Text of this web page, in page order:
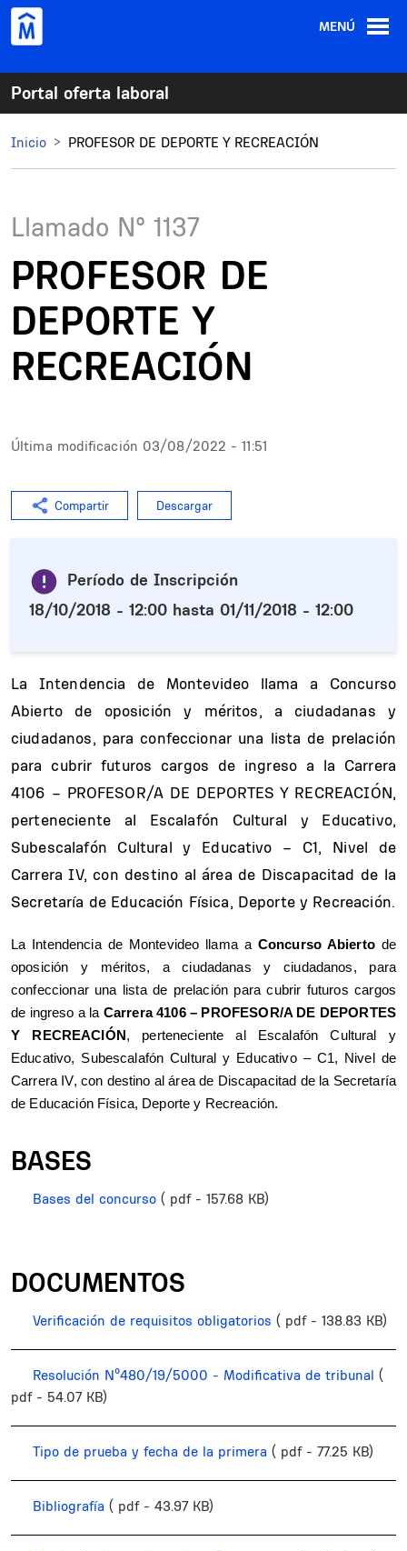
Pasar al contenido principal
MENÚ
Portal oferta laboral
Inicio PROFESOR DE DEPORTE Y RECREACIÓN
Llamado N° 1137
PROFESOR DE
DEPORTE Y
RECREACIÓN
Última modificación 03/08/2022 - 11:51
Compartir Descargar
Período de Inscripción
18/10/2018 - 12:00 hasta 01/11/2018 - 12:00
La Intendencia de Montevideo llama a Concurso
Abierto de oposición y méritos, a ciudadanas y
ciudadanos, para confeccionar una lista de prelación
para cubrir futuros cargos de ingreso a la Carrera
4106 – PROFESOR/A DE DEPORTES Y RECREACIÓN,
perteneciente al Escalafón Cultural y Educativo,
Subescalafón Cultural y Educativo – C1, Nivel de
Carrera IV, con destino al área de Discapacitad de la
Secretaría de Educación Física, Deporte y Recreación.
La Intendencia de Montevideo llama a Concurso Abiertode
oposición y méritos, a ciudadanas y ciudadanos, para
confeccionar una lista de prelación para cubrir futuros cargos
de ingreso a la Carrera 4106 – PROFESOR/A DE DEPORTES
Y RECREACIÓN , perteneciente al Escalafón Cultural y
Educativo, Subescalafón Cultural y Educativo – C1, Nivel de
Carrera IV, con destino al área de Discapacitad de la Secretaría
de Educación Física, Deporte y Recreación.
BASES
Bases del concurso ( pdf - 157.68 KB)
DOCUMENTOS
Verificación de requisitos obligatorios ( pdf - 138.83 KB)
Resolución Nº480/19/5000 - Modificativa de tribunal (
pdf - 54.07 KB)
Tipo de prueba y fecha de la primera ( pdf - 77.25 KB)
Bibliografía ( pdf - 43.97 KB)